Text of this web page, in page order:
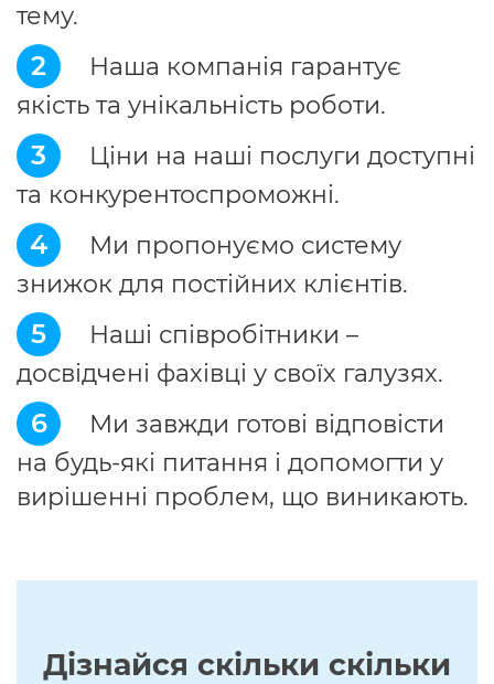
тему.
2
Наша компанія гарантує
якість та унікальність роботи.
3
Ціни на наші послуги доступні
та конкурентоспроможні.
4
Ми пропонуємо систему
знижок для постійних клієнтів.
5
Наші співробітники –
досвідчені фахівці у своїх галузях.
6
Ми завжди готові відповісти
на будь-які питання і допомогти у
вирішенні проблем, що виникають.
Дізнайся скільки скільки